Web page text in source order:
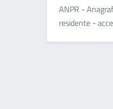
ANPR -
residente -